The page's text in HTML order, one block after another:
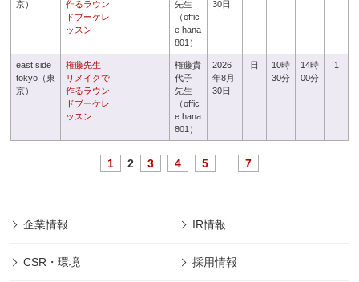
京）
作るラウン
ドブーケレ
ッスン
先生
（offic
e hana
801）
30日
east side
tokyo（東
京）
権藤先生
リメイクで
作るラウン
ドブーケレ
ッスン
権藤貴
代子
先生
（offic
e hana
801）
2026
年8月
30日
日
10時
30分
14時
00分
1
1 2 3 4 5 7
企業情報 IR情報
CSR・環境 採用情報